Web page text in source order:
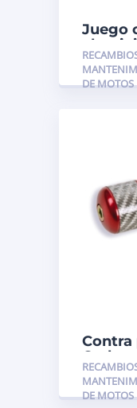
Juego
DE MOTOS
Contra
DE MOTOS